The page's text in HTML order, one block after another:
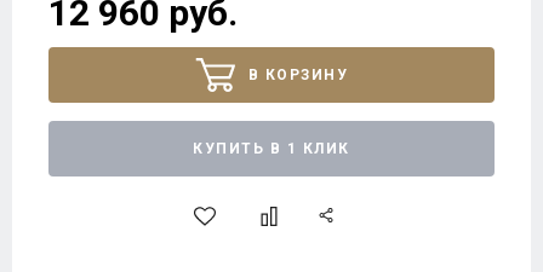
12 960 руб.
В КОРЗИНУ
КУПИТЬ В 1 КЛИК